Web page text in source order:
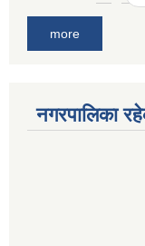
more
नगरपालिका